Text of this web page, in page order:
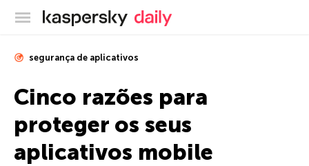
Blog oficial da Kaspersky
segurança de aplicativos
Cinco razões para
proteger os seus
aplicativos mobile